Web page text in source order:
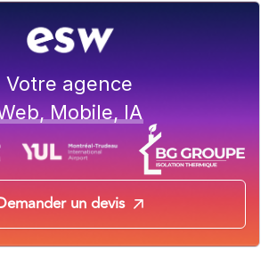
Votre agence
Mobile, IA
un devis